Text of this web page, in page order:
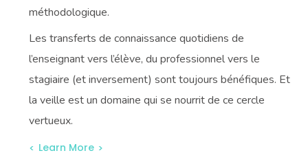
méthodologique.
Les transferts de connaissance quotidiens de
l’enseignant vers l’élève, du professionnel vers le
stagiaire (et inversement) sont toujours bénéfiques. Et
la veille est un domaine qui se nourrit de ce cercle
vertueux.
Learn More